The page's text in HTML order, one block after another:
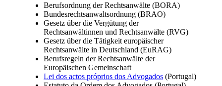
Berufsordnung der Rechtsanwälte (BORA)
Bundesrechtsanwaltsordnung (BRAO)
Gesetz über die Vergütung der
Rechtsanwältinnen und Rechtsanwälte (RVG)
Gesetz über die Tätigkeit europäischer
Rechtsanwälte in Deutschland (EuRAG)
Berufsregeln der Rechtsanwälte der
Europäischen Gemeinschaft
Lei dos actos próprios dos Advogados (Portugal)